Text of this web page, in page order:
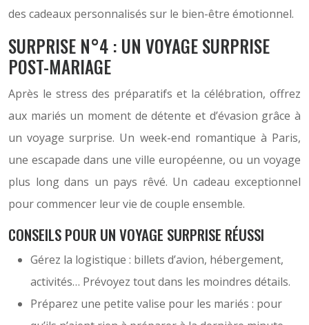
des cadeaux personnalisés sur le bien-être émotionnel.
SURPRISE N°4 : UN VOYAGE SURPRISE
POST-MARIAGE
Après le stress des préparatifs et la célébration, offrez
aux mariés un moment de détente et d’évasion grâce à
un voyage surprise. Un week-end romantique à Paris,
une escapade dans une ville européenne, ou un voyage
plus long dans un pays rêvé. Un cadeau exceptionnel
pour commencer leur vie de couple ensemble.
CONSEILS POUR UN VOYAGE SURPRISE RÉUSSI
Gérez la logistique : billets d’avion, hébergement,
activités… Prévoyez tout dans les moindres détails.
Préparez une petite valise pour les mariés : pour